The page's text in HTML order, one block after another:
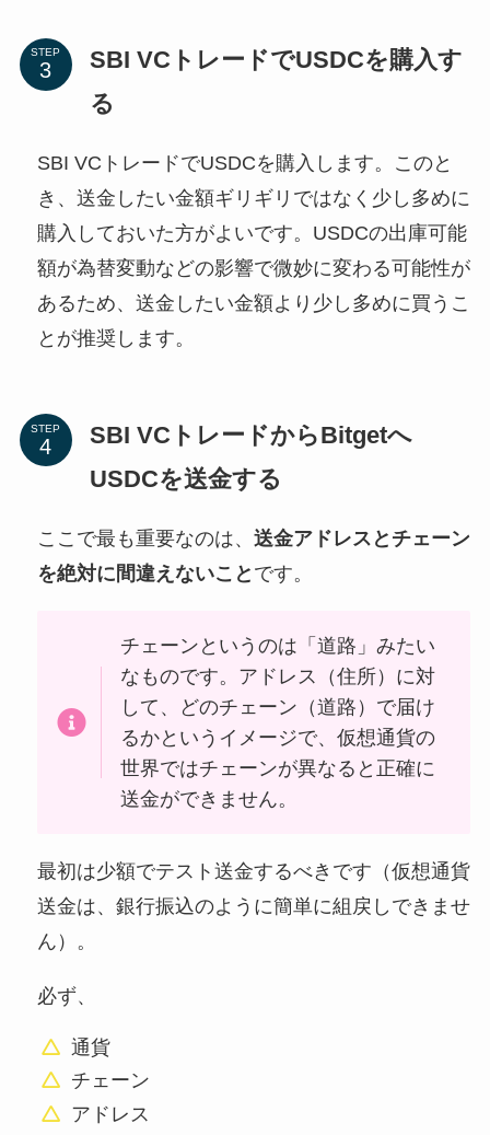
STEP
SBI VCトレードでUSDCを購入す
る
SBI VCトレードでUSDCを購入します。このと
き、送金したい金額ギリギリではなく少し多めに
購入しておいた方がよいです。USDCの出庫可能
額が為替変動などの影響で微妙に変わる可能性が
あるため、送金したい金額より少し多めに買うこ
とが推奨します。
STEP
SBI VCトレードからBitgetへ
USDCを送金する
ここで最も重要なのは、 送金アドレスとチェーン
を絶対に間違えないこと です。
チェーンというのは「道路」みたい
なものです。アドレス（住所）に対
して、どのチェーン（道路）で届け
るかというイメージで、仮想通貨の
世界ではチェーンが異なると正確に
送金ができません。
最初は少額でテスト送金するべきです（仮想通貨
送金は、銀行振込のように簡単に組戻しできませ
ん）。
必ず、
通貨
チェーン
アドレス